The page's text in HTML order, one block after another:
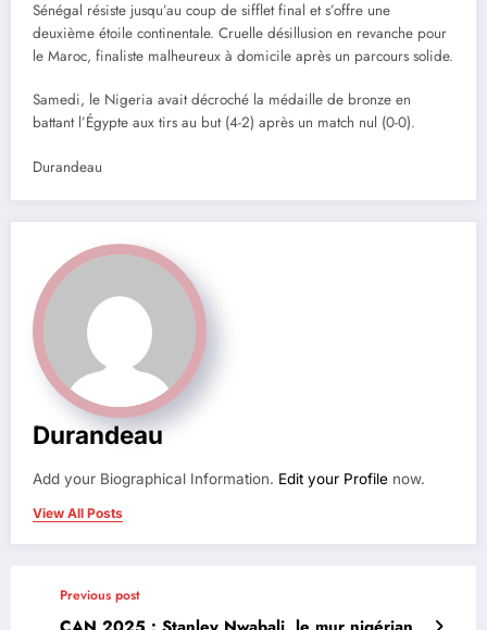
Sénégal résiste jusqu’au coup de sifflet final et s’offre une
deuxième étoile continentale. Cruelle désillusion en revanche pour
le Maroc, finaliste malheureux à domicile après un parcours solide.
Samedi, le Nigeria avait décroché la médaille de bronze en
battant l’Égypte aux tirs au but (4-2) après un match nul (0-0).
Durandeau
Durandeau
Add your Biographical Information. Edit your Profile now.
View All Posts
Previous post